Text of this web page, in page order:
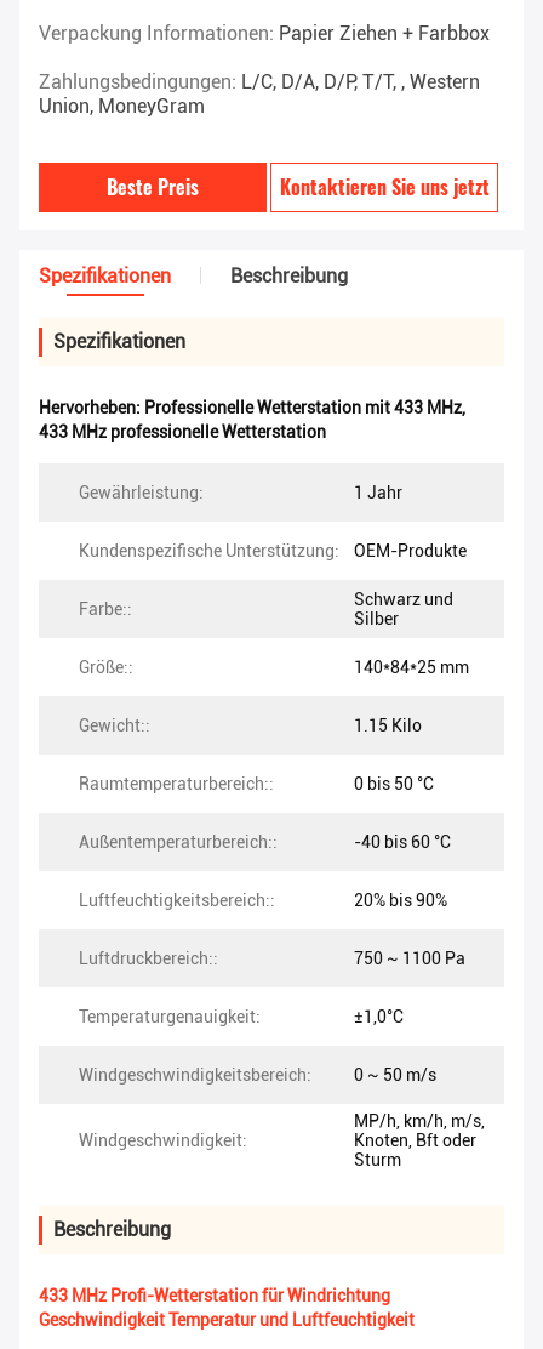
Verpackung Informationen: Papier Ziehen + Farbbox
Zahlungsbedingungen: L/C, D/A, D/P, T/T, , Western
Union, MoneyGram
Beste Preis Kontaktieren Sie uns jetzt
Spezifikationen Beschreibung
Spezifikationen
Hervorheben: Professionelle Wetterstation mit 433 MHz,
433 MHz professionelle Wetterstation
Gewährleistung: 1 Jahr
Kundenspezifische Unterstützung: OEM-Produkte
Farbe::
Schwarz und
Silber
Größe:: 140*84*25 mm
Gewicht:: 1.15 Kilo
Raumtemperaturbereich:: 0 bis 50 °C
Außentemperaturbereich:: -40 bis 60 °C
Luftfeuchtigkeitsbereich:: 20% bis 90%
Luftdruckbereich:: 750 ~ 1100 Pa
Temperaturgenauigkeit: ±1,0°C
Windgeschwindigkeitsbereich: 0 ~ 50 m/s
Windgeschwindigkeit:
MP/h, km/h, m/s,
Knoten, Bft oder
Sturm
Beschreibung
433 MHz Profi-Wetterstation für Windrichtung
Geschwindigkeit Temperatur und Luftfeuchtigkeit